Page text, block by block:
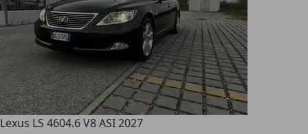
Lexus LS 4604.6 V8 ASI 2027